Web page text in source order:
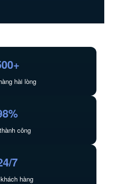
hài lòng
công
7
hàng